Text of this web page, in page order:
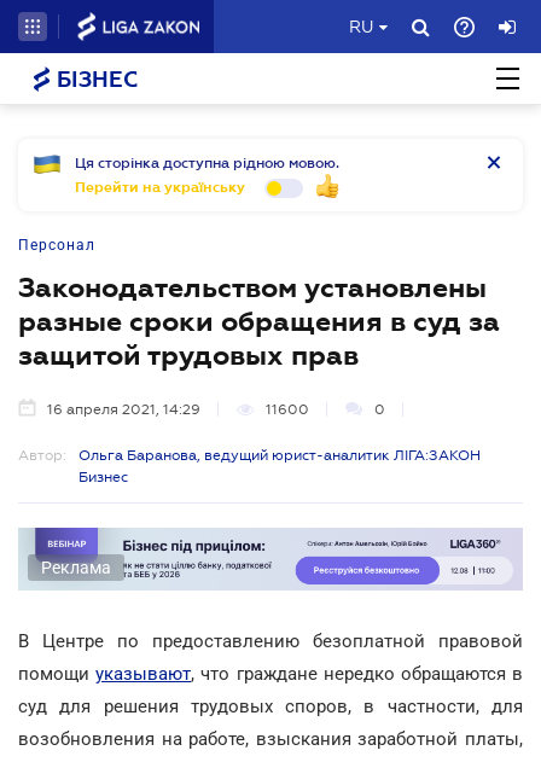
RU
БІЗНЕС
Ця сторінка доступна рідною мовою.
Перейти на українську
Персонал
Законодательством установлены
разные сроки обращения в суд за
защитой трудовых прав
16 апреля 2021, 14:29 11600 0
Автор:
Ольга Баранова, ведущий юрист-аналитик ЛІГА:ЗАКОН
Бизнес
Реклама
В Центре по предоставлению безоплатной правовой
помощиуказывают, что граждане нередко обращаются в
суд для решения трудовых споров, в частности, для
возобновления на работе, взыскания заработной платы,